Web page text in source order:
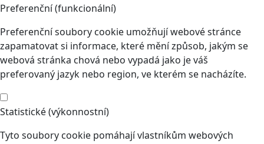
Preferenční (funkcionální)
Preferenční soubory cookie umožňují webové stránce
zapamatovat si informace, které mění způsob, jakým se
webová stránka chová nebo vypadá jako je váš
preferovaný jazyk nebo region, ve kterém se nacházíte.
Statistické (výkonnostní)
Tyto soubory cookie pomáhají vlastníkům webových